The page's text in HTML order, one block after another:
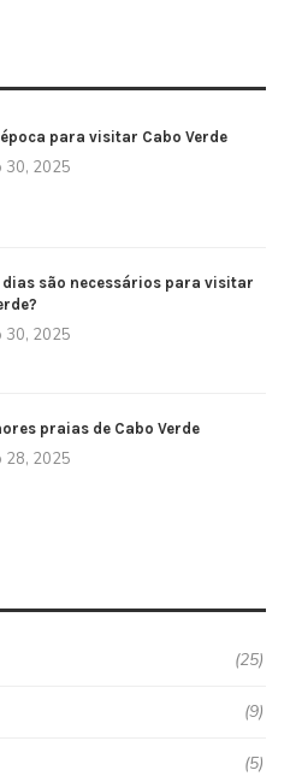
para visitar Cabo Verde
30, 2025
dias são necessários para visitar
30, 2025
praias de Cabo Verde
28, 2025
(25)
(9)
(5)